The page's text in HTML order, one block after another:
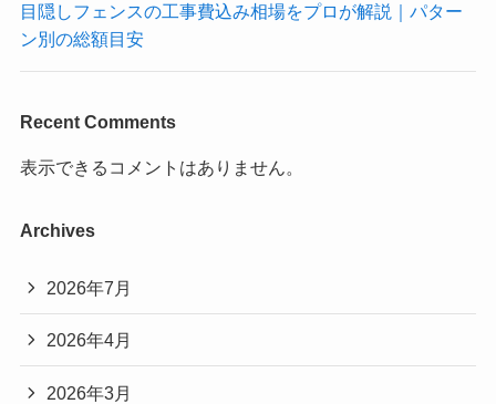
目隠しフェンスの工事費込み相場をプロが解説｜パター
ン別の総額目安
Recent Comments
表示できるコメントはありません。
Archives
2026年7月
2026年4月
2026年3月